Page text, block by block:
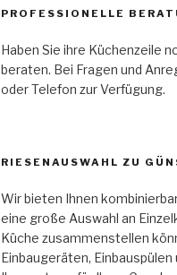
PROFESSIONELLE
Haben Sie ihre Küchenzeile
beraten. Bei Fragen und
oder Telefon zur Verfügung.
RIESENAUSWAHL ZU
Wir bieten Ihnen
eine große Auswahl an
Küche zusammenstellen
Einbaugeräten,